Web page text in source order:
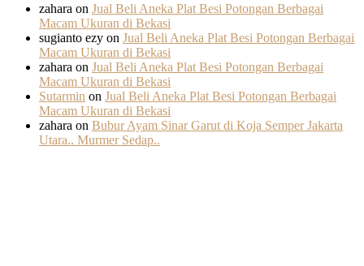
zahara on Jual Beli Aneka Plat Besi Potongan Berbagai
Macam Ukuran di Bekasi
sugianto ezy on Jual Beli Aneka Plat Besi Potongan Berbagai
Macam Ukuran di Bekasi
zahara on Jual Beli Aneka Plat Besi Potongan Berbagai
Macam Ukuran di Bekasi
Sutarmin on Jual Beli Aneka Plat Besi Potongan Berbagai
Macam Ukuran di Bekasi
zahara on Bubur Ayam Sinar Garut di Koja Semper Jakarta
Utara.. Murmer Sedap..